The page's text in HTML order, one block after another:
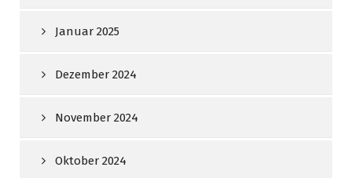
Januar 2025
Dezember 2024
November 2024
Oktober 2024